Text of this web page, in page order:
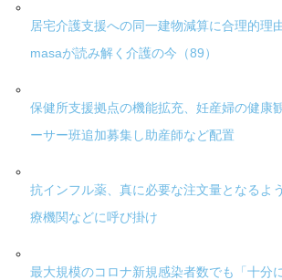
居宅介護支援への同一建物減算に合理的理
masaが読み解く介護の今（89）
保健所支援拠点の機能拡充、妊産婦の健康
ーサー班追加募集し助産師など配置
抗インフル薬、真に必要な注文量となるよ
療機関などに呼び掛け
最大規模のコロナ新規感染者数でも「十分